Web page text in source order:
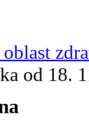
od 18.